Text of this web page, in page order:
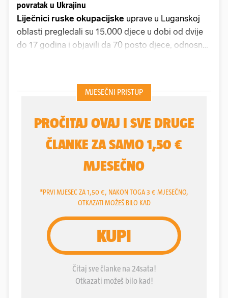
povratak u Ukrajinu
Liječnici ruske okupacijske uprave u Luganskoj
oblasti pregledali su 15.000 djece u dobi od dvije
do 17 godina i objavili da 70 posto djece, odnosno
piše Institut za rat. Ukrajinski Centar otpora
napominje da ruski dužnosnici ovim metodama
obitelji u Rusiju. Plan im je, pišu, da obitelji dođu
nakon navodnog tretmana po djecu u Rusiju, nakon
čega bi ih sve zajedno spriječili da se vrate kući u
Ukrajinu. Izvješće Centra u skladu je s prethodnom
namjernu kampanju depopulacije na okupiranim
ukrajinskim teritorijima.